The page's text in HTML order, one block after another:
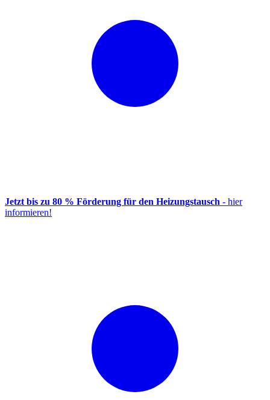
Jetzt bis zu 80 % Förderung für den Heizungstausch - hier
informieren!